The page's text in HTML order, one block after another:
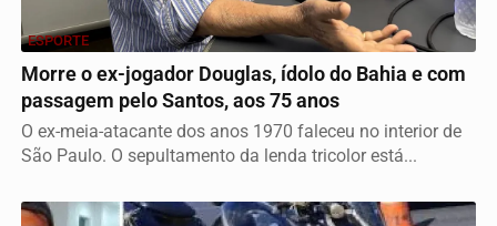
ESPORTE
Morre o ex-jogador Douglas, ídolo do Bahia e com
passagem pelo Santos, aos 75 anos
O ex-meia-atacante dos anos 1970 faleceu no interior de
São Paulo. O sepultamento da lenda tricolor está...